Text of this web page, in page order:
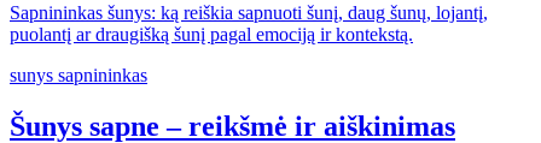
Sapnininkas šunys: ką reiškia sapnuoti šunį, daug šunų, lojantį,
puolantį ar draugišką šunį pagal emociją ir kontekstą.
sunys sapnininkas
Šunys sapne – reikšmė ir aiškinimas